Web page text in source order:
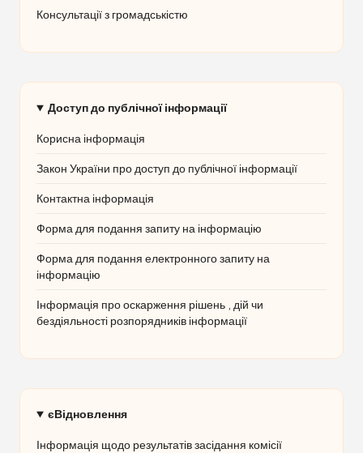
Консультації з громадськістю
Доступ до публічної інформації
Корисна інформація
Закон України про доступ до публічної інформації
Контактна інформація
Форма для подання запиту на інформацію
Форма для подання електронного запиту на
інформацію
Інформація про оскарження рішень , дій чи
бездіяльності розпорядників інформації
єВідновлення
Інформація щодо результатів засідання комісії